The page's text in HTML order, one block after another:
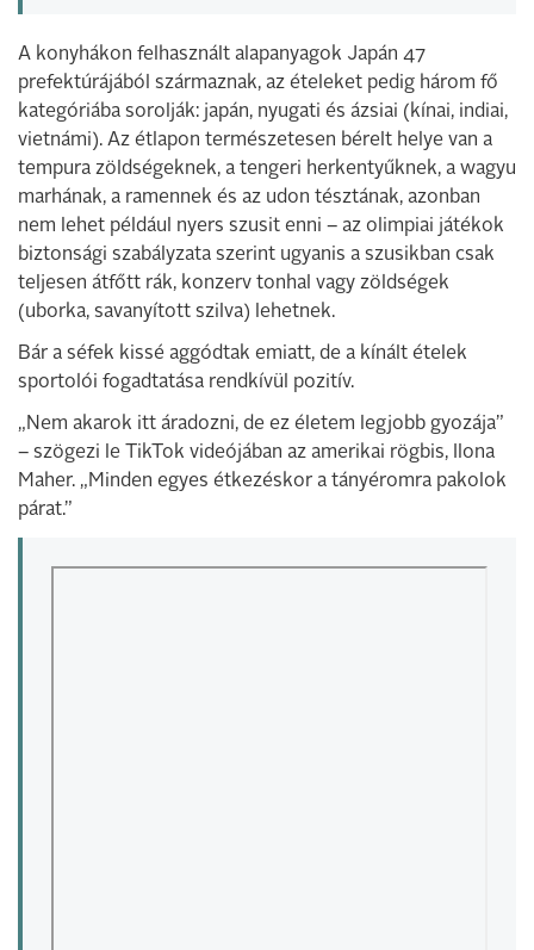
A konyhákon felhasznált alapanyagok Japán 47
prefektúrájából származnak, az ételeket pedig három fő
kategóriába sorolják: japán, nyugati és ázsiai (kínai, indiai,
vietnámi). Az étlapon természetesen bérelt helye van a
tempura zöldségeknek, a tengeri herkentyűknek, a wagyu
marhának, a ramennek és az udon tésztának, azonban
nem lehet például nyers szusit enni – az olimpiai játékok
biztonsági szabályzata szerint ugyanis a szusikban csak
teljesen átfőtt rák, konzerv tonhal vagy zöldségek
(uborka, savanyított szilva) lehetnek.
Bár a séfek kissé aggódtak emiatt, de a kínált ételek
sportolói fogadtatása rendkívül pozitív.
„Nem akarok itt áradozni, de ez életem legjobb gyozája”
– szögezi le TikTok videójában az amerikai rögbis, Ilona
Maher. „Minden egyes étkezéskor a tányéromra pakolok
párat.”